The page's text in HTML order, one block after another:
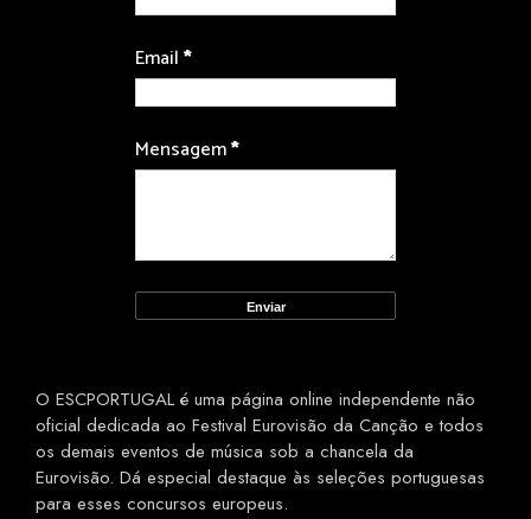
Email*
Mensagem*
O ESCPORTUGAL é uma página online independente não
oficial dedicada ao Festival Eurovisão da Canção e todos
os demais eventos de música sob a chancela da
Eurovisão. Dá especial destaque às seleções portuguesas
para esses concursos europeus.